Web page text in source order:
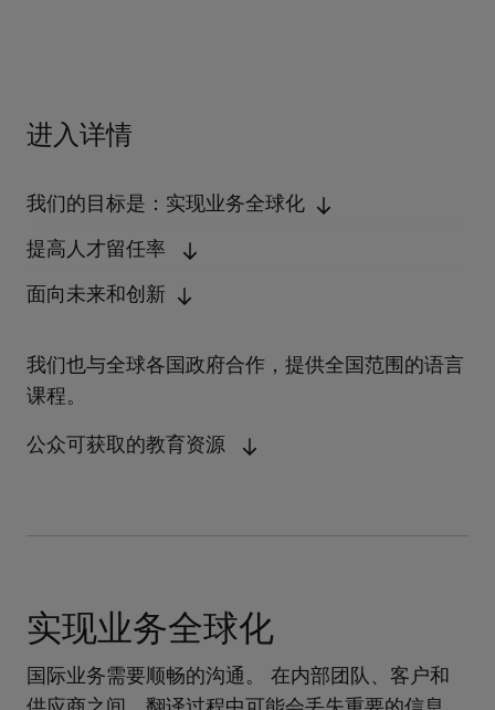
进入详情
我们的目标是：实现业务全球化
提高人才留任率
面向未来和创新
我们也与全球各国政府合作，提供全国范围的语言
课程。
公众可获取的教育资源
实现业务全球化
国际业务需要顺畅的沟通。 在内部团队、客户和